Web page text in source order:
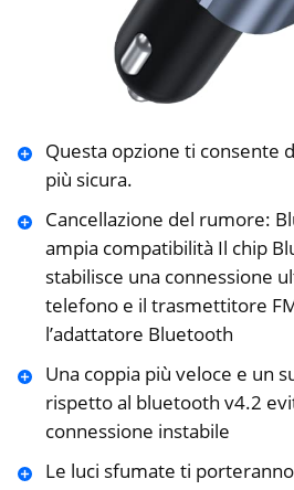
Questa opzione ti consente
più sicura.
Cancellazione del rumore:
ampia compatibilità Il chip
stabilisce una connessione
telefono e il trasmettitore
l’adattatore Bluetooth
Una coppia più veloce e un
rispetto al bluetooth v4.2
connessione instabile
Le luci sfumate ti